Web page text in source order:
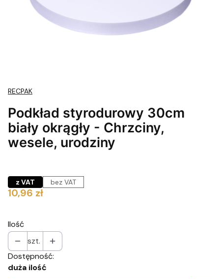
RECPAK
Podkład styrodurowy 30cm
biały okrągły - Chrzciny,
wesele, urodziny
z VAT bez VAT
Cena
10,96 zł
Ilość
szt.
Dostępność:
duża ilość